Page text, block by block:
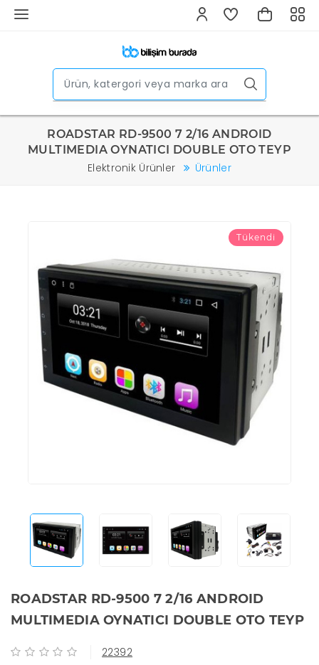
ROADSTAR RD-9500 7 2/16 ANDROID
MULTIMEDIA OYNATICI DOUBLE OTO TEYP
Elektronik Ürünler Ürünler
Tükendi
ROADSTAR RD-9500 7 2/16 ANDROID
MULTIMEDIA OYNATICI DOUBLE OTO TEYP
22392